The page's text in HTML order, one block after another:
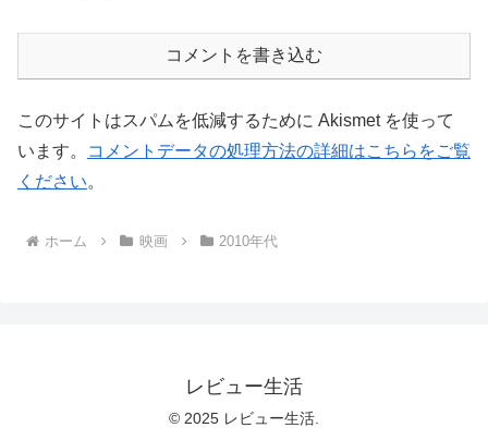
コメントを書き込む
このサイトはスパムを低減するために Akismet を使って
います。
コメントデータの処理方法の詳細はこちらをご覧
ください。
ホーム 映画 2010年代
レビュー生活
© 2025 レビュー生活.